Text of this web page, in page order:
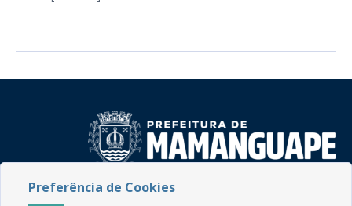
Rua do Imperador, 78, Centro
Preferência de Cookies